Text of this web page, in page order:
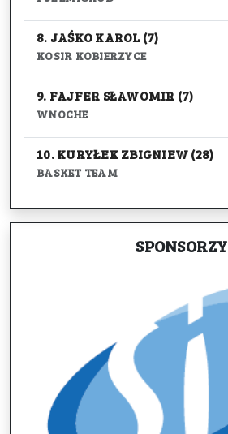
8. JAŚKO KAROL (7)
KOSIR KOBIERZYCE
9. FAJFER SŁAWOMIR (7)
WNOCHE
10. KURYŁEK ZBIGNIEW (28)
BASKET TEAM
SPONSORZY
Previous